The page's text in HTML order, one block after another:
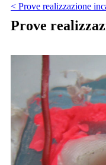
< Prove realizzazione
Prove